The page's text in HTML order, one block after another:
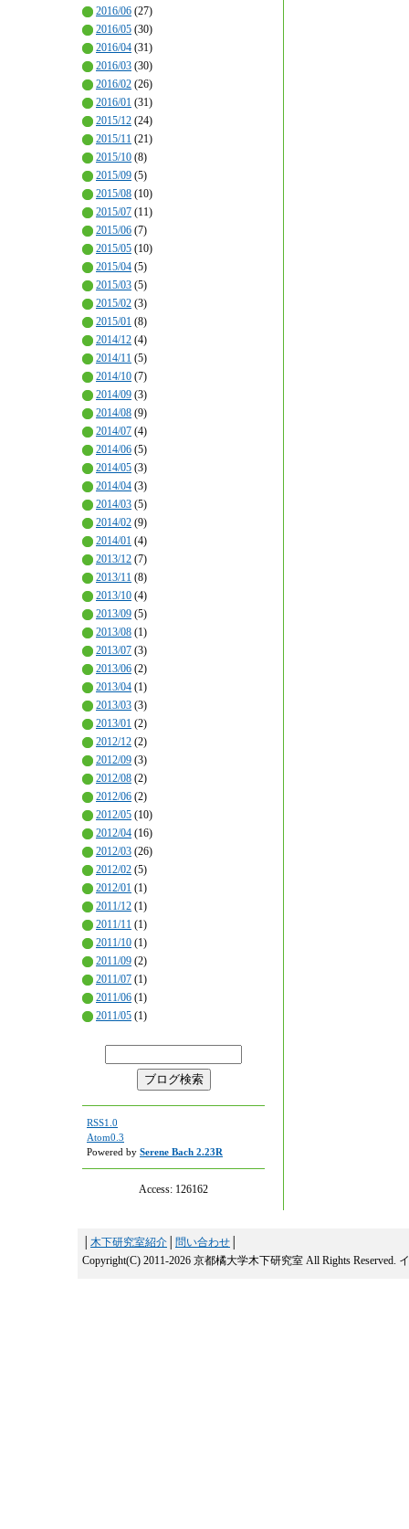
2016/06 (27)
2016/05 (30)
2016/04 (31)
2016/03 (30)
2016/02 (26)
2016/01 (31)
2015/12 (24)
2015/11 (21)
2015/10 (8)
2015/09 (5)
2015/08 (10)
2015/07 (11)
2015/06 (7)
2015/05 (10)
2015/04 (5)
2015/03 (5)
2015/02 (3)
2015/01 (8)
2014/12 (4)
2014/11 (5)
2014/10 (7)
2014/09 (3)
2014/08 (9)
2014/07 (4)
2014/06 (5)
2014/05 (3)
2014/04 (3)
2014/03 (5)
2014/02 (9)
2014/01 (4)
2013/12 (7)
2013/11 (8)
2013/10 (4)
2013/09 (5)
2013/08 (1)
2013/07 (3)
2013/06 (2)
2013/04 (1)
2013/03 (3)
2013/01 (2)
2012/12 (2)
2012/09 (3)
2012/08 (2)
2012/06 (2)
2012/05 (10)
2012/04 (16)
2012/03 (26)
2012/02 (5)
2012/01 (1)
2011/12 (1)
2011/11 (1)
2011/10 (1)
2011/09 (2)
2011/07 (1)
2011/06 (1)
2011/05 (1)
RSS1.0
Atom0.3
Powered by Serene Bach 2.23R
Access: 126162
木下研究室紹介 問い合わせ
Copyright(C) 2011-2026 京都橘大学木下研究室 All Rights Reserved.